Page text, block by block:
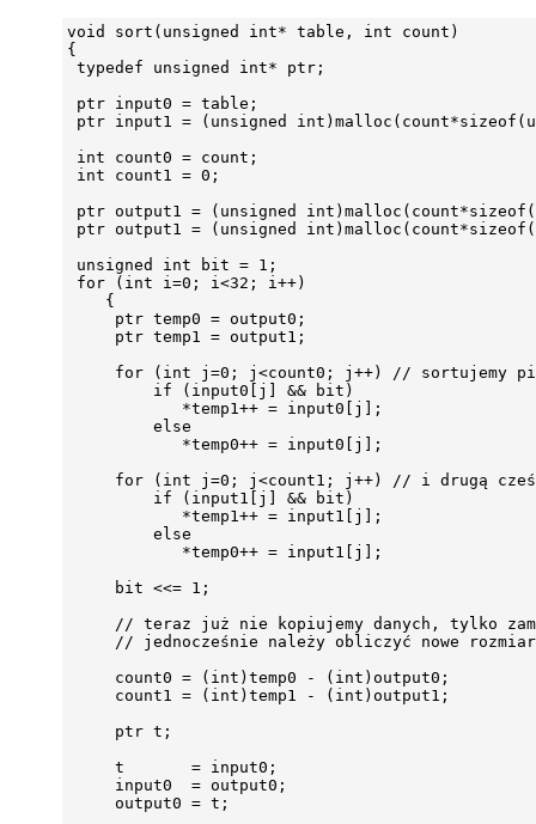
void sort(unsigned int* table, int count)
{
typedef unsigned int* ptr;
ptr input0 = table;
ptr input1 = (unsigned
int count0 = count;
int count1 = 0;
ptr output1 = (unsigned
ptr output1 = (unsigned
unsigned int bit = 1;
for (int i=0; i<32; i++)
    {
     ptr temp0 = output0;
     ptr temp1 = output1;
for (int j=0; j<count0; j++) // sortujemy
         if (input0[j] && bit)
            *temp1++ = input0[j];
         else
            *temp0++ = input0[j];
for (int j=0; j<count1; j++) // i drugą
         if (input1[j] && bit)
            *temp1++ = input1[j];
         else
            *temp0++ = input1[j];
     bit <<= 1;
// teraz już nie kopiujemy danych, tylko
// jednocześnie należy obliczyć nowe
     count0 = (int)temp0 - (int)output0;
     count1 = (int)temp1 - (int)output1;
     ptr t;
     t       = input0;
     input0  = output0;
     output0 = t;